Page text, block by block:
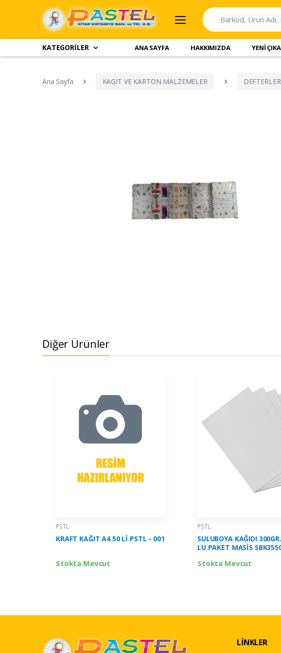
KATEGORİLER ANA SAYFA HAKKIMIZDA YENİ
Ana Sayfa KAGIT VE KARTON MALZEMELER DEFTERLER
Diğer Ürünler
PSTL
KRAFT KAĞIT A4 50 Lİ PSTL - 001
Stokta Mevcut
PSTL
SULUBOYA KAĞIDI
LU PAKET MASİS
Stokta Mevcut
LİNKLER